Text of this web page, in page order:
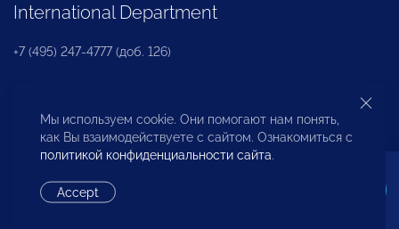
International Department
+7 (495) 247-4777 (доб. 126)
Business and Investment Rights Protection
Department
Мы используем cookie. Они помогают нам понять,
как Вы взаимодействуете с сайтом. Ознакомиться с
политикой конфиденциальности сайта.
Accept